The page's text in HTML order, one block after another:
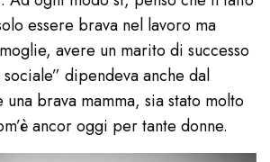
essere brava nel lavoro ma
avere un marito di successo
sociale” dipendeva anche dal
brava mamma, sia stato molto
ancor oggi per tante donne.